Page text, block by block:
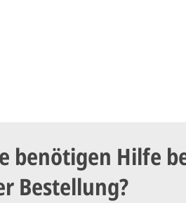
benötigen Hilfe
Bestellung?